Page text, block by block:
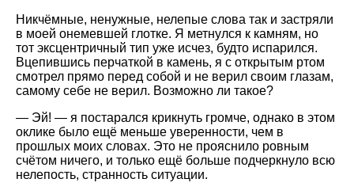
Никчёмные, ненужные, нелепые слова так и застряли
в моей онемевшей глотке. Я метнулся к камням, но
тот эксцентричный тип уже исчез, будто испарился.
Вцепившись перчаткой в камень, я с открытым ртом
смотрел прямо перед собой и не верил своим глазам,
самому себе не верил. Возможно ли такое?
— Эй! — я постарался крикнуть громче, однако в этом
оклике было ещё меньше уверенности, чем в
прошлых моих словах. Это не прояснило ровным
счётом ничего, и только ещё больше подчеркнуло всю
нелепость, странность ситуации.